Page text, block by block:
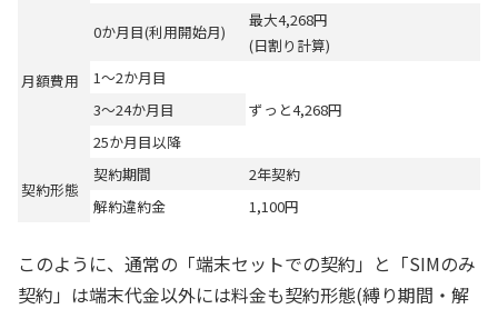
月額費用
0か月目(利用開始月)
最大4,268円
(日割り計算)
1～2か月目
ずっと4,268円
3～24か月目
25か月目以降
契約形態
契約期間
2年契約
解約違約金
1,100円
このように、通常の「端末セットでの契約」と「SIMのみ
契約」は端末代金以外には料金も契約形態(縛り期間・解